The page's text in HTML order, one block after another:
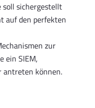
sichergestellt
auf den perfekten
zur
ein SIEM,
antreten können.